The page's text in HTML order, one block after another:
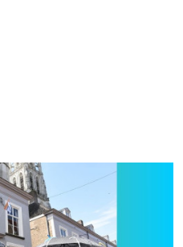
paraplu versieren! Ook dit
Jazz Festival weer een
ook de